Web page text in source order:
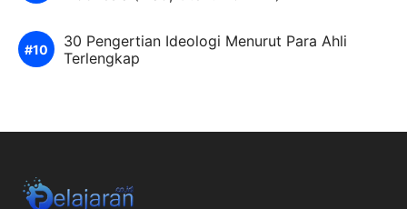
30 Pengertian Ideologi Menurut Para Ahli
Terlengkap